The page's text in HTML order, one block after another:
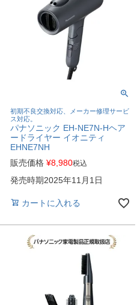
初期不良交換対応、メーカー修理サービ
ス対応。
パナソニック EH-NE7N-Hヘア
ードライヤー イオニティ
EHNE7NH
販売価格 ¥8,980税込
発売時期2025年11月1日
カートに入れる